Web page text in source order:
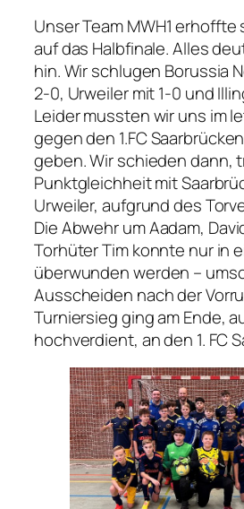
Unser Team MWH1
auf das Halbfinale. Alles
hin. Wir schlugen Borussia
2-0, Urweiler mit 1-0 und
Leider mussten wir uns im
gegen den 1.FC
geben. Wir schieden dann,
Punktgleichheit mit
Urweiler, aufgrund des
Die Abwehr um Aadam,
Torhüter Tim konnte nur in
überwunden werden –
Ausscheiden nach der
Turniersieg ging am Ende,
hochverdient, an den 1. FC